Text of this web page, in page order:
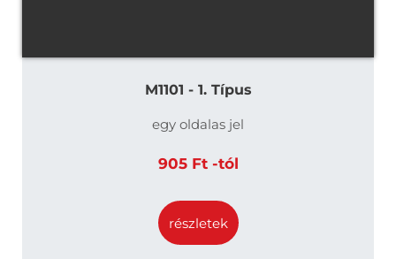
M1101 - 1. Típus
egy oldalas jel
905 Ft -tól
részletek